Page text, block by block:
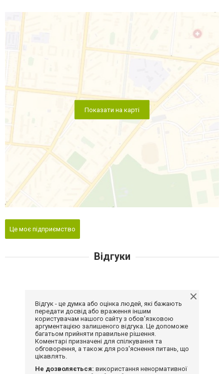
Показати на карті
Це моє підприємство
Відгуки
Відгук - це думка або оцінка людей, які бажають
передати досвід або враження іншим
користувачам нашого сайту з обов'язковою
аргументацією залишеного відгука. Це допоможе
багатьом прийняти правильне рішення.
Коментарі призначені для спілкування та
обговорення, а також для роз'яснення питань, що
цікавлять.
Не дозволяється: використання ненормативної